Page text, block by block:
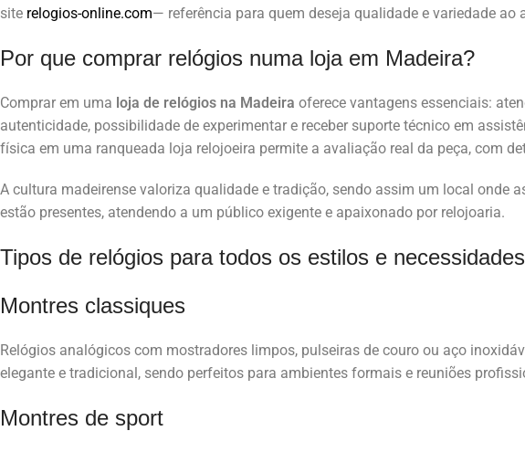
site relogios-online.com— referência para quem deseja qualidade e variedade ao
Por que comprar relógios numa loja em Madeira?
Comprar em uma loja de relógios na Madeira oferece vantagens essenciais:
autenticidade, possibilidade de experimentar e receber suporte técnico em
física em uma ranqueada loja relojoeira permite a avaliação real da peça, com
A cultura madeirense valoriza qualidade e tradição, sendo assim um local onde
estão presentes, atendendo a um público exigente e apaixonado por relojoaria.
Tipos de relógios para todos os estilos e necessidades
Montres classiques
Relógios analógicos com mostradores limpos, pulseiras de couro ou aço
elegante e tradicional, sendo perfeitos para ambientes formais e reuniões
Montres de sport